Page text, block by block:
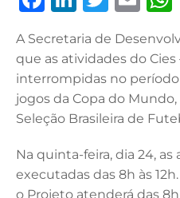
c
e
b
o
o
k
k
e
dI
n
it
te
r
ai
l
A Secretaria de
que as atividades do Cies
interrompidas no
jogos da Copa do
Seleção Brasileira de
Na quinta-feira, dia 24, as
executadas das 8h às
o Projeto atenderá das 8h